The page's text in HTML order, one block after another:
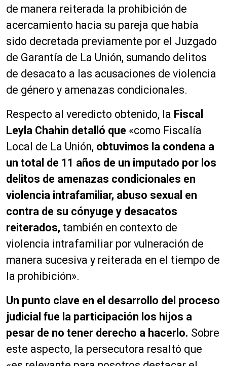
de manera reiterada la prohibición de
acercamiento hacia su pareja que había
sido decretada previamente por el Juzgado
de Garantía de La Unión, sumando delitos
de desacato a las acusaciones de violencia
de género y amenazas condicionales.
Respecto al veredicto obtenido, la Fiscal
Leyla Chahin detalló que «como Fiscalía
Local de La Unión, obtuvimos la condena a
un total de 11 años de un imputado por los
delitos de amenazas condicionales en
violencia intrafamiliar, abuso sexual en
contra de su cónyuge y desacatos
reiterados, también en contexto de
violencia intrafamiliar por vulneración de
manera sucesiva y reiterada en el tiempo de
la prohibición».
Un punto clave en el desarrollo del proceso
judicial fue la participación los hijos a
pesar de no tener derecho a hacerlo. Sobre
este aspecto, la persecutora resaltó que